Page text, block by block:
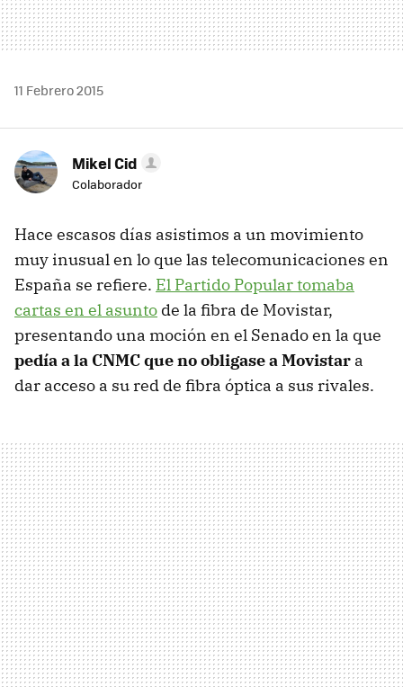
11 Febrero 2015
Mikel Cid
Colaborador
Hace escasos días asistimos a un movimiento
muy inusual en lo que las telecomunicaciones en
España se refiere. El Partido Popular tomaba
cartas en el asunto de la fibra de Movistar,
presentando una moción en el Senado en la que
pedía a la CNMC que no obligase a Movistar a
dar acceso a su red de fibra óptica a sus rivales.